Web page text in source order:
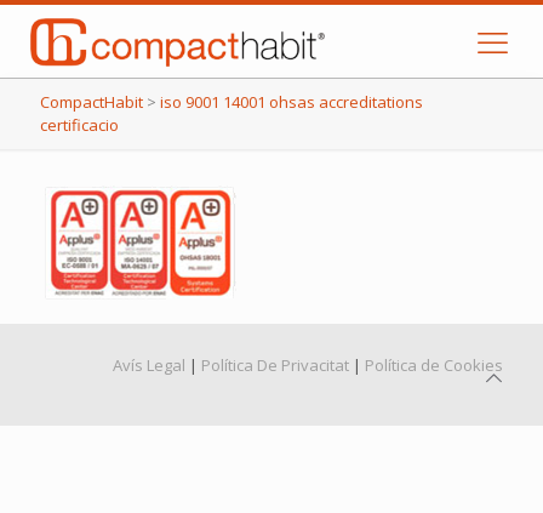
CompactHabit > iso 9001 14001 ohsas accreditations
certificacio
Avís Legal | Política De Privacitat | Política de Cookies